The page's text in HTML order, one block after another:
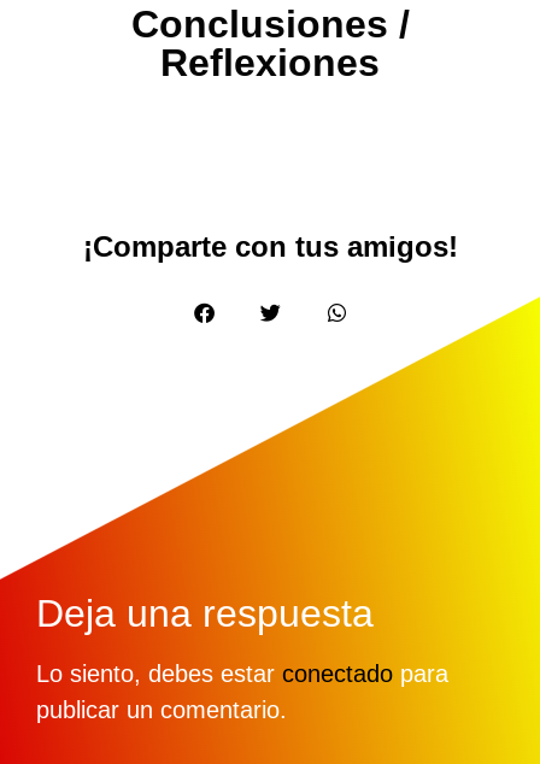
Conclusiones /
Reflexiones
¡Comparte con tus amigos!
Deja una respuesta
Lo siento, debes estar conectado para
publicar un comentario.